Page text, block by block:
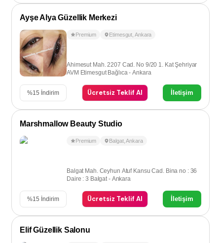
Ayşe Alya Güzellik Merkezi
Premium Etimesgut ,Ankara
Ahimesut Mah. 2207 Cad. No 9/20 1. Kat Şehriyar
AVM Etimesgut Bağlıca - Ankara
%15 İndirim Ücretsiz Teklif Al İletişim
Marshmallow Beauty Studio
Premium Balgat,Ankara
Balgat Mah. Ceyhun Atuf Kansu Cad. Bina no : 36
Daire : 3 Balgat - Ankara
%15 İndirim Ücretsiz Teklif Al İletişim
Elif Güzellik Salonu